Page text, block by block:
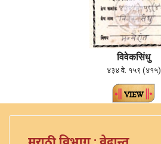
विवेकसिंधु
४३४ वे. १५९ (४१५)